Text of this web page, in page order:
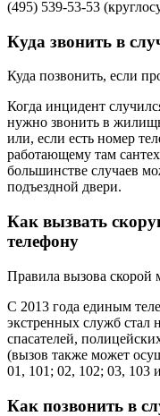
(495) 539-53-53
Куда звонить в
Куда позвонить, если
Когда инцидент
нужно звонить в
или, если есть номер
работающему там
большинстве случаев
подъездной двери.
Как вызвать
телефону
Правила вызова
С 2013 года единым
экстренных служб стал
спасателей,
(вызов также может
01, 101; 02, 102; 03, 103
Как позвонить в